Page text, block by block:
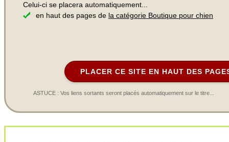
Celui-ci se placera automatiquement...
en haut des pages de la catégorie Boutique pour chien
PLACER CE SITE EN HAUT DES
ASTUCE : Vos liens sortants seront placés automatiquement sur le titre...